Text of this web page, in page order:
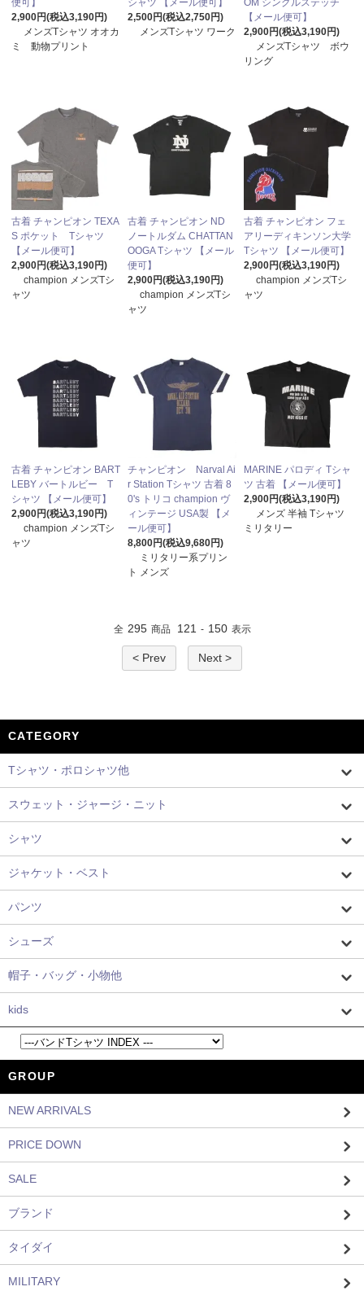
便可】
2,900円(税込3,190円)
メンズTシャツ オオカ
ミ 動物プリント
シャツ 【メール便可】
2,500円(税込2,750円)
メンズTシャツ ワーク
OM シングルステッチ
【メール便可】
2,900円(税込3,190円)
メンズTシャツ ボウ
リング
古着 チャンピオン TEXA
S ポケット Tシャツ
【メール便可】
2,900円(税込3,190円)
champion メンズTシ
ャツ
古着 チャンピオン ND
ノートルダム CHATTAN
OOGA Tシャツ 【メール
便可】
2,900円(税込3,190円)
champion メンズTシ
ャツ
古着 チャンピオン フェ
アリーディキンソン大学
Tシャツ 【メール便可】
2,900円(税込3,190円)
champion メンズTシ
ャツ
古着 チャンピオン BART
LEBY バートルビー T
シャツ 【メール便可】
2,900円(税込3,190円)
champion メンズTシ
ャツ
チャンピオン Narval Ai
r Station Tシャツ 古着 8
0's トリコ champion ヴ
ィンテージ USA製 【メ
ール便可】
8,800円(税込9,680円)
ミリタリー系プリン
ト メンズ
MARINE パロディ Tシャ
ツ 古着 【メール便可】
2,900円(税込3,190円)
メンズ 半袖 Tシャツ
ミリタリー
全 295 商品 121 - 150 表示
< Prev Next >
CATEGORY
Tシャツ・ポロシャツ他
スウェット・ジャージ・ニット
シャツ
ジャケット・ベスト
パンツ
シューズ
帽子・バッグ・小物他
kids
GROUP
NEW ARRIVALS
PRICE DOWN
SALE
ブランド
タイダイ
MILITARY